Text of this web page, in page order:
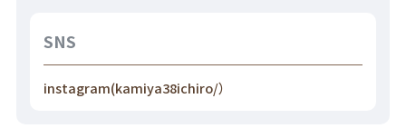
SNS
instagram(kamiya38ichiro/）